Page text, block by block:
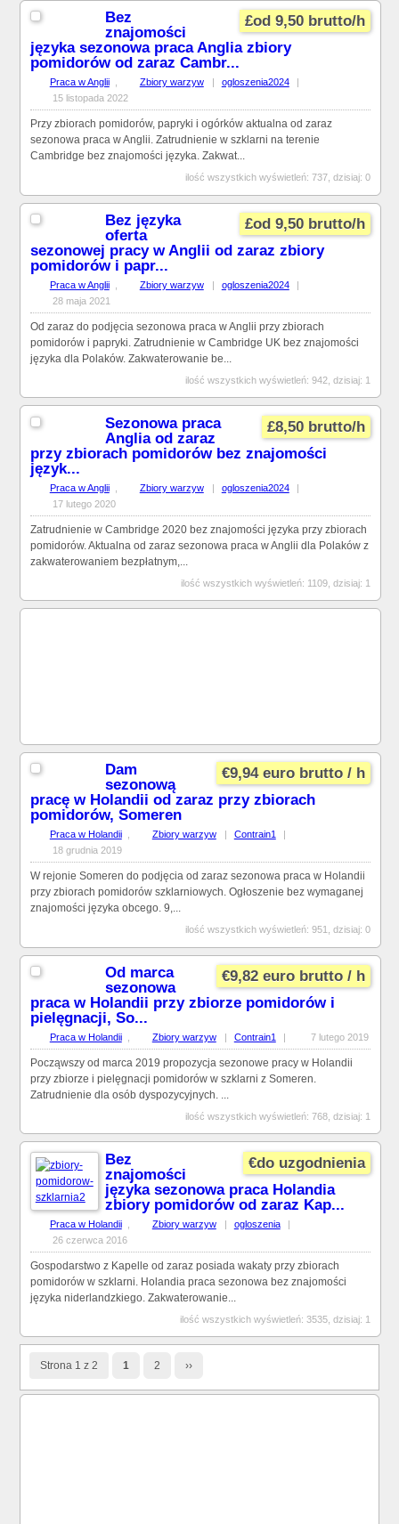
£od 9,50 brutto/h
Bez
znajomości
języka sezonowa praca Anglia zbiory
pomidorów od zaraz Cambr...
Praca w Anglii Zbiory warzyw ogloszenia2024
15 listopada 2022
Przy zbiorach pomidorów, papryki i ogórków aktualna od zaraz
sezonowa praca w Anglii. Zatrudnienie w szklarni na terenie
Cambridge bez znajomości języka. Zakwat...
ilość wszystkich wyświetleń: 737, dzisiaj: 0
£od 9,50 brutto/h
Bez języka
oferta
sezonowej pracy w Anglii od zaraz zbiory
pomidorów i papr...
Praca w Anglii Zbiory warzyw | ogloszenia2024
|
28 maja 2021
Od zaraz do podjęcia sezonowa praca w Anglii przy zbiorach
pomidorów i papryki. Zatrudnienie w Cambridge UK bez znajomości
języka dla Polaków. Zakwaterowanie be...
ilość wszystkich wyświetleń: 942, dzisiaj: 1
£8,50 brutto/h
Sezonowa praca
Anglia od zaraz
przy zbiorach pomidorów bez znajomości
język...
Praca w Anglii Zbiory warzyw | ogloszenia2024
|
17 lutego 2020
Zatrudnienie w Cambridge 2020 bez znajomości języka przy zbiorach
pomidorów. Aktualna od zaraz sezonowa praca w Anglii dla Polaków z
zakwaterowaniem bezpłatnym,...
ilość wszystkich wyświetleń: 1109, dzisiaj: 1
€9,94 euro brutto / h
Dam
sezonową
pracę w Holandii od zaraz przy zbiorach
pomidorów, Someren
Praca w Holandii Zbiory warzyw Contrain1
18 grudnia 2019
W rejonie Someren do podjęcia od zaraz sezonowa praca w Holandii
przy zbiorach pomidorów szklarniowych. Ogłoszenie bez wymaganej
znajomości języka obcego. 9,...
ilość wszystkich wyświetleń: 951, dzisiaj: 0
€9,82 euro brutto / h
Od marca
sezonowa
praca w Holandii przy zbiorze pomidorów i
pielęgnacji, So...
Praca w Holandii Zbiory warzyw | Contrain1 | 7 lutego 2019
Począwszy od marca 2019 propozycja sezonowe pracy w Holandii
przy zbiorze i pielęgnacji pomidorów w szklarni z Someren.
Zatrudnienie dla osób dyspozycyjnych. ...
ilość wszystkich wyświetleń: 768, dzisiaj: 1
€do uzgodnienia
Bez
znajomości
języka sezonowa praca Holandia
zbiory pomidorów od zaraz Kap...
Praca w Holandii Zbiory warzyw | ogloszenia
|
26 czerwca 2016
Gospodarstwo z Kapelle od zaraz posiada wakaty przy zbiorach
pomidorów w szklarni. Holandia praca sezonowa bez znajomości
języka niderlandzkiego. Zakwaterowanie...
ilość wszystkich wyświetleń: 3535, dzisiaj: 1
Strona 1 z 2 1 2 ››